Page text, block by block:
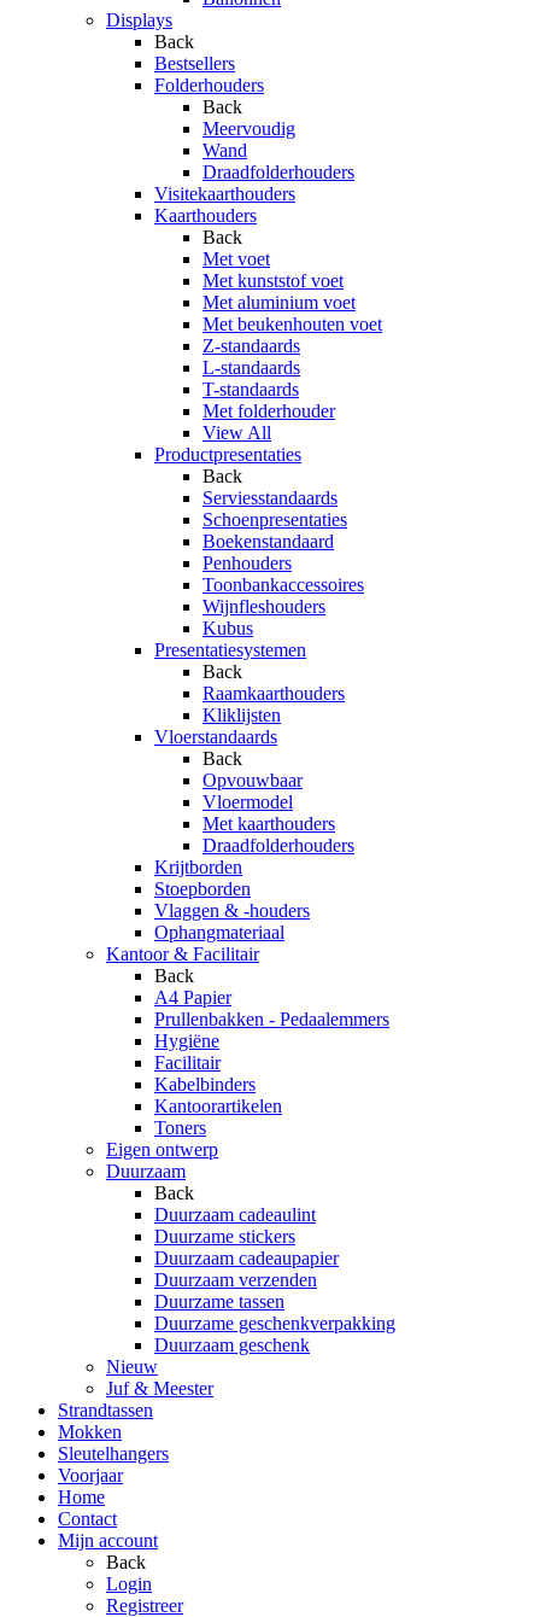
Displays
Back
Bestsellers
Folderhouders
Back
Meervoudig
Wand
Draadfolderhouders
Visitekaarthouders
Kaarthouders
Back
Met voet
Met kunststof voet
Met aluminium voet
Met beukenhouten voet
Z-standaards
L-standaards
T-standaards
Met folderhouder
View All
Productpresentaties
Back
Serviesstandaards
Schoenpresentaties
Boekenstandaard
Penhouders
Toonbankaccessoires
Wijnfleshouders
Kubus
Presentatiesystemen
Back
Raamkaarthouders
Kliklijsten
Vloerstandaards
Back
Opvouwbaar
Vloermodel
Met kaarthouders
Draadfolderhouders
Krijtborden
Stoepborden
Vlaggen & -houders
Ophangmateriaal
Kantoor & Facilitair
Back
A4 Papier
Prullenbakken - Pedaalemmers
Hygiëne
Facilitair
Kabelbinders
Kantoorartikelen
Toners
Eigen ontwerp
Duurzaam
Back
Duurzaam cadeaulint
Duurzame stickers
Duurzaam cadeaupapier
Duurzaam verzenden
Duurzame tassen
Duurzame geschenkverpakking
Duurzaam geschenk
Nieuw
Juf & Meester
Strandtassen
Mokken
Sleutelhangers
Voorjaar
Home
Contact
Mijn account
Back
Login
Registreer